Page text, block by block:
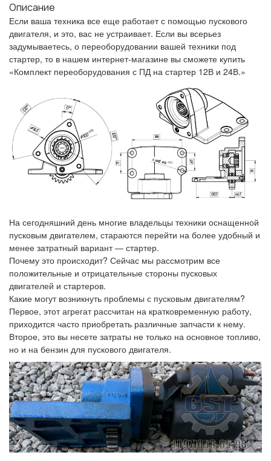
Описание
Если ваша техника все еще работает с помощью пускового
двигателя, и это, вас не устраивает. Если вы всерьез
задумываетесь, о переоборудовании вашей техники под
стартер, то в нашем интернет-магазине вы сможете купить
«Комплект переоборудования с ПД на стартер 12В и 24В.»
На сегодняшний день многие владельцы техники оснащенной
пусковым двигателем, стараются перейти на более удобный и
менее затратный вариант — стартер.
Почему это происходит? Сейчас мы рассмотрим все
положительные и отрицательные стороны пусковых
двигателей и стартеров.
Какие могут возникнуть проблемы с пусковым двигателям?
Первое, этот агрегат рассчитан на кратковременную работу,
приходится часто приобретать различные запчасти к нему.
Второе, это вы несете затраты не только на основное топливо,
но и на бензин для пускового двигателя.